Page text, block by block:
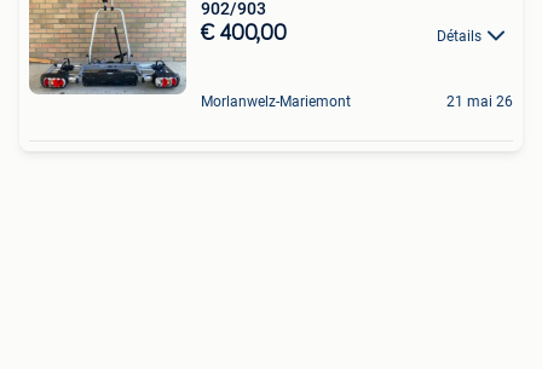
902/903
€ 400,00 Détails
Morlanwelz-Mariemont 21 mai 26